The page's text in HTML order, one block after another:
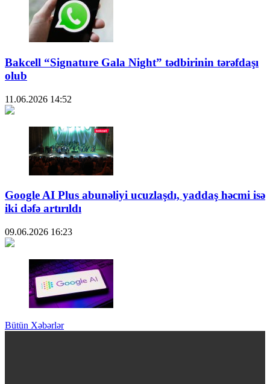
Bakcell “Signature Gala Night” tədbirinin tərəfdaşı
olub
11.06.2026 14:52
Google AI Plus abunəliyi ucuzlaşdı, yaddaş həcmi isə
iki dəfə artırıldı
09.06.2026 16:23
Bütün Xəbərlər